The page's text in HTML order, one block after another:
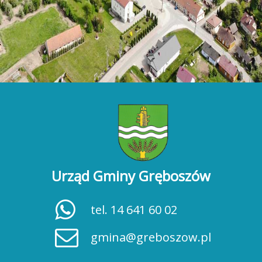
Urząd Gminy Gręboszów
tel. 14 641 60 02
gmina@greboszow.pl